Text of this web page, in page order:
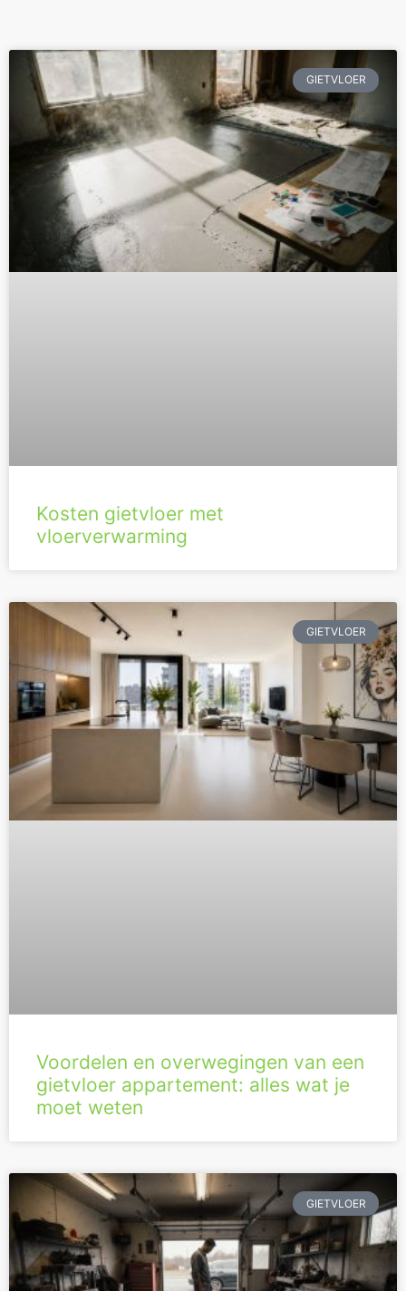
GIETVLOER
Kosten gietvloer met
vloerverwarming
GIETVLOER
Voordelen en overwegingen van een
gietvloer appartement: alles wat je
moet weten
GIETVLOER